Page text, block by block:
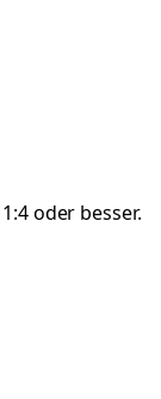
oder besser.